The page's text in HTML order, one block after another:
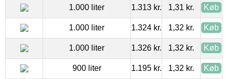
1.000 liter 1.313 kr. 1,31 kr. Køb
1.000 liter 1.324 kr. 1,32 kr. Køb
1.000 liter 1.326 kr. 1,32 kr. Køb
900 liter 1.195 kr. 1,32 kr. Køb